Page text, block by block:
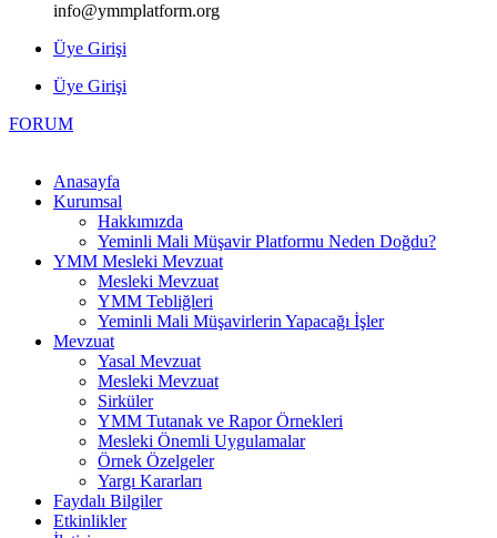
info@ymmplatform.org
Üye Girişi
Üye Girişi
FORUM
Anasayfa
Kurumsal
Hakkımızda
Yeminli Mali Müşavir Platformu Neden Doğdu?
YMM Mesleki Mevzuat
Mesleki Mevzuat
YMM Tebliğleri
Yeminli Mali Müşavirlerin Yapacağı İşler
Mevzuat
Yasal Mevzuat
Mesleki Mevzuat
Sirküler
YMM Tutanak ve Rapor Örnekleri
Mesleki Önemli Uygulamalar
Örnek Özelgeler
Yargı Kararları
Faydalı Bilgiler
Etkinlikler